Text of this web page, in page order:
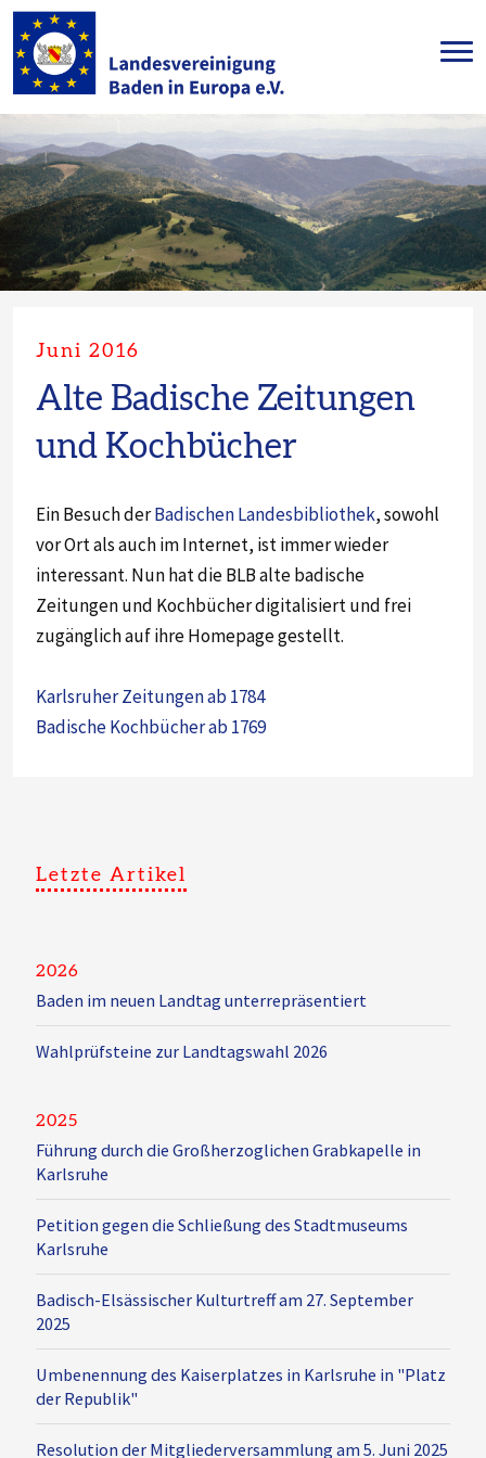
Juni 2016
Alte Badische Zeitungen
und Kochbücher
Ein Besuch derBadischen Landesbibliothek, sowohl
vor Ort als auch im Internet, ist immer wieder
interessant. Nun hat die BLB alte badische
Zeitungen und Kochbücher digitalisiert und frei
zugänglich auf ihre Homepage gestellt.
Karlsruher Zeitungen ab 1784
Badische Kochbücher ab 1769
Letzte Artikel
2026
Baden im neuen Landtag unterrepräsentiert
Wahlprüfsteine zur Landtagswahl 2026
2025
Führung durch die Großherzoglichen Grabkapelle in
Karlsruhe
Petition gegen die Schließung des Stadtmuseums
Karlsruhe
Badisch-Elsässischer Kulturtreff am 27. September
2025
Umbenennung des Kaiserplatzes in Karlsruhe in "Platz
der Republik"
Resolution der Mitgliederversammlung am 5. Juni 2025